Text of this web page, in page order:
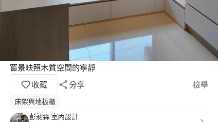
窗景映照木質空間的寧靜
收藏
分享 檢舉
床架與地板櫃
彭昶霖 室內設計